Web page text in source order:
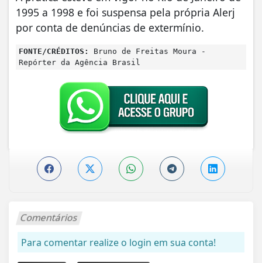
1995 a 1998 e foi suspensa pela própria Alerj
por conta de denúncias de extermínio.
FONTE/CRÉDITOS:
Bruno de Freitas Moura -
Repórter da Agência Brasil
Comentários
Para comentar realize o login em sua conta!